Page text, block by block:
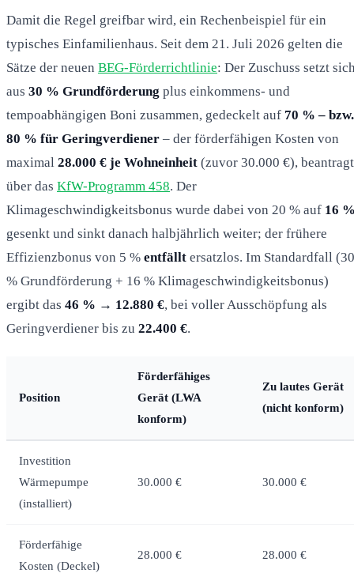
Damit die Regel greifbar wird, ein Rechenbeispiel für ein
typisches Einfamilienhaus. Seit dem 21. Juli 2026 gelten die
Sätze der neuen BEG-Förderrichtlinie: Der Zuschuss setzt
aus 30 % Grundförderung plus einkommens- und
tempoabhängigen Boni zusammen, gedeckelt auf 70 % – bzw.
80 % für Geringverdiener – der förderfähigen Kosten von
maximal 28.000 € je Wohneinheit (zuvor 30.000 €), beantragt
über das KfW-Programm 458. Der
Klimageschwindigkeitsbonus wurde dabei von 20 % auf 16
gesenkt und sinkt danach halbjährlich weiter; der frühere
Effizienzbonus von 5 % entfällt ersatzlos. Im Standardfall (30
% Grundförderung + 16 % Klimageschwindigkeitsbonus)
ergibt das 46 % → 12.880 €, bei voller Ausschöpfung als
Geringverdiener bis zu 22.400 €.
Position
Förderfähiges
Gerät (LWA
konform)
Zu lautes Gerät
(nicht konform)
Investition
Wärmepumpe
(installiert)
30.000 € 30.000 €
Förderfähige
Kosten (Deckel)
28.000 € 28.000 €